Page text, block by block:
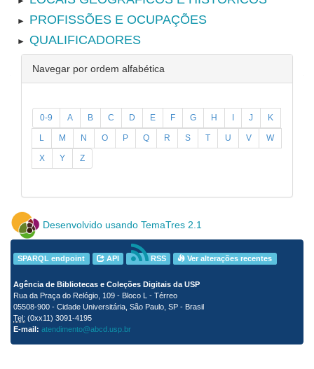
► PROFISSÕES E OCUPAÇÕES
► QUALIFICADORES
Navegar por ordem alfabética
0-9 A B C D E F G H I J K
L M N O P Q R S T U V W
X Y Z
Desenvolvido usando TemaTres 2.1
SPARQL endpoint API RSS Ver alterações recentes
Agência de Bibliotecas e Coleções Digitais da USP
Rua da Praça do Relógio, 109 - Bloco L - Térreo
05508-900 - Cidade Universitária, São Paulo, SP - Brasil
Tel: (0xx11) 3091-4195
E-mail: atendimento@abcd.usp.br